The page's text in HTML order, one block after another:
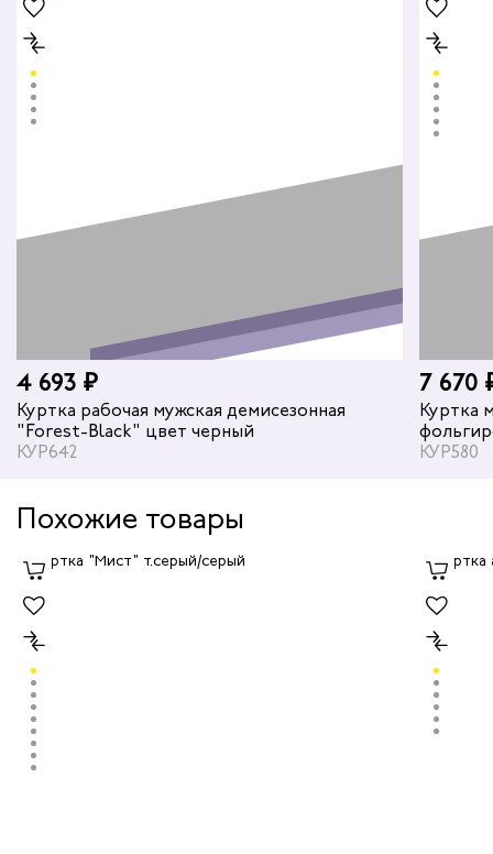
4 693 ₽
Куртка рабочая мужская демисезонная
"Forest-Black" цвет черный
КУР642
7 670
Куртка
черный
КУР580
Похожие товары